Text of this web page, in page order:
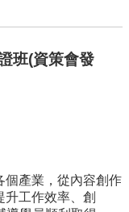
班(資策會發
個產業，從內容創作
工作效率、創